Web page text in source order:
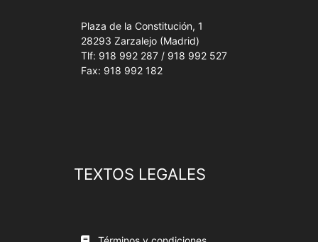
Plaza de la Constitución, 1
28293 Zarzalejo (Madrid)
Tlf: 918 992 287 / 918 992 527
Fax: 918 992 182
TEXTOS LEGALES